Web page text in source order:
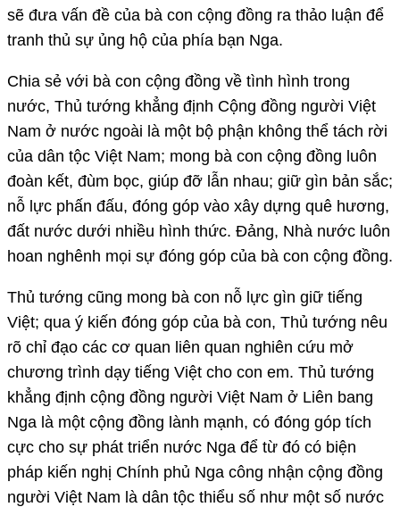
sẽ đưa vấn đề của bà con cộng đồng ra thảo luận để
tranh thủ sự ủng hộ của phía bạn Nga.
Chia sẻ với bà con cộng đồng về tình hình trong
nước, Thủ tướng khẳng định Cộng đồng người Việt
Nam ở nước ngoài là một bộ phận không thể tách rời
của dân tộc Việt Nam; mong bà con cộng đồng luôn
đoàn kết, đùm bọc, giúp đỡ lẫn nhau; giữ gìn bản sắc;
nỗ lực phấn đấu, đóng góp vào xây dựng quê hương,
đất nước dưới nhiều hình thức. Đảng, Nhà nước luôn
hoan nghênh mọi sự đóng góp của bà con cộng đồng.
Thủ tướng cũng mong bà con nỗ lực gìn giữ tiếng
Việt; qua ý kiến đóng góp của bà con, Thủ tướng nêu
rõ chỉ đạo các cơ quan liên quan nghiên cứu mở
chương trình dạy tiếng Việt cho con em. Thủ tướng
khẳng định cộng đồng người Việt Nam ở Liên bang
Nga là một cộng đồng lành mạnh, có đóng góp tích
cực cho sự phát triển nước Nga để từ đó có biện
pháp kiến nghị Chính phủ Nga công nhận cộng đồng
người Việt Nam là dân tộc thiểu số như một số nước